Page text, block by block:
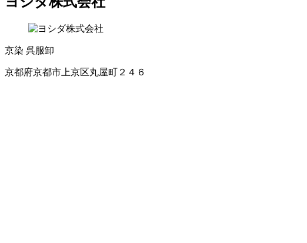
京染 呉服卸
京都府京都市上京区丸屋町２４６